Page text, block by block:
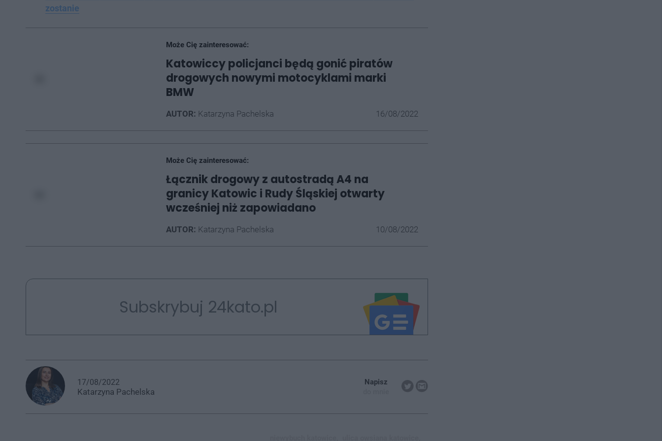
zostanie
Może Cię zainteresować:
Katowiccy policjanci będą gonić piratów
drogowych nowymi motocyklami marki
BMW
AUTOR: Katarzyna Pachelska 16/08/2022
Może Cię zainteresować:
Łącznik drogowy z autostradą A4 na
granicy Katowic i Rudy Śląskiej otwarty
wcześniej niż zapowiadano
AUTOR: Katarzyna Pachelska 10/08/2022
Subskrybuj 24kato.pl
17/08/2022
Katarzyna Pachelska
Napisz